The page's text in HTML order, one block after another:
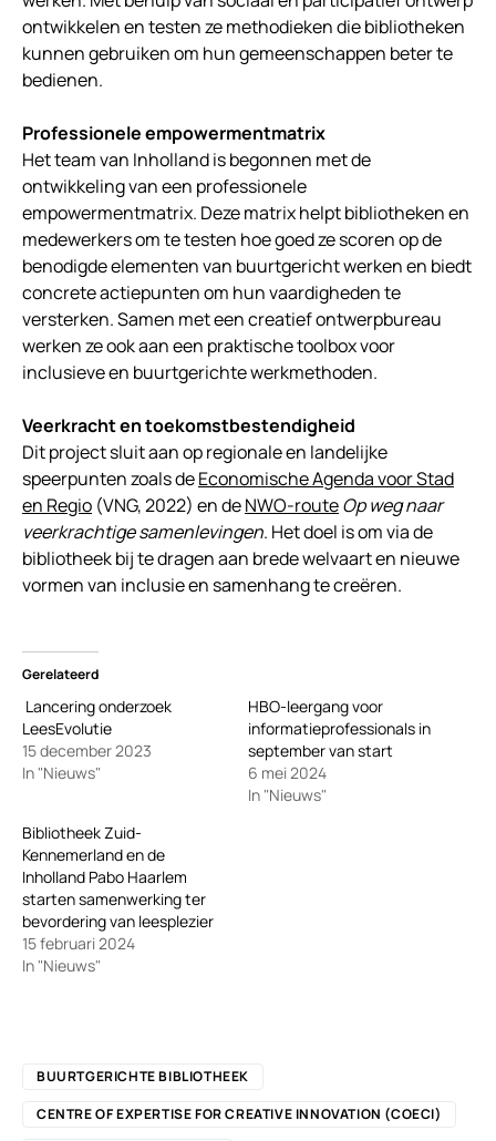
ontwikkelen en testen ze methodieken die bibliotheken
kunnen gebruiken om hun gemeenschappen beter te
bedienen.
Professionele empowermentmatrix
Het team van Inholland is begonnen met de
ontwikkeling van een professionele
empowermentmatrix. Deze matrix helpt bibliotheken en
medewerkers om te testen hoe goed ze scoren op de
benodigde elementen van buurtgericht werken en biedt
concrete actiepunten om hun vaardigheden te
versterken. Samen met een creatief ontwerpbureau
werken ze ook aan een praktische toolbox voor
inclusieve en buurtgerichte werkmethoden.
Veerkracht en toekomstbestendigheid
Dit project sluit aan op regionale en landelijke
speerpunten zoals deEconomische Agenda voor Stad
en Regio (VNG, 2022) en deNWO-routeOp weg naar
veerkrachtige samenlevingen. Het doel is om via de
bibliotheek bij te dragen aan brede welvaart en nieuwe
vormen van inclusie en samenhang te creëren.
Gerelateerd
Lancering onderzoek
LeesEvolutie
15 december 2023
In "Nieuws"
HBO-leergang voor
informatieprofessionals in
september van start
6 mei 2024
In "Nieuws"
Bibliotheek Zuid-
Kennemerland en de
Inholland Pabo Haarlem
starten samenwerking ter
bevordering van leesplezier
15 februari 2024
In "Nieuws"
BUURTGERICHTE BIBLIOTHEEK
CENTRE OF EXPERTISE FOR CREATIVE INNOVATION (COECI)